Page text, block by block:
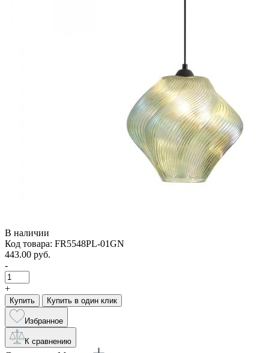
В наличии
Код товара: FR5548PL-01GN
443.00 руб.
-
+
Купить Купить в один клик
Избранное
К сравнению